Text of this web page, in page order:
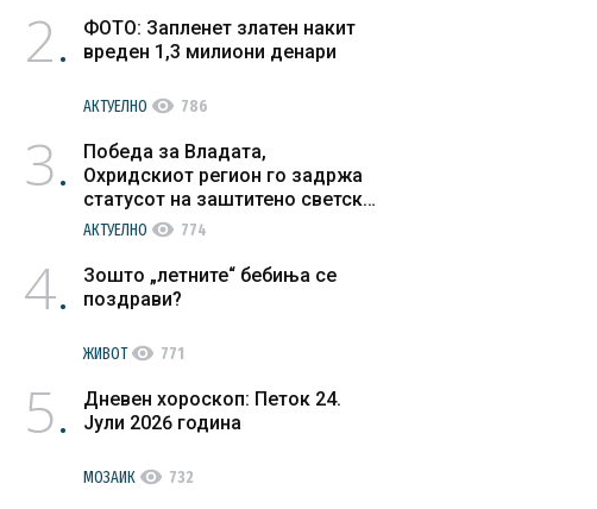
2
ФОТО: Запленет златен накит
вреден 1,3 милиони денари
АКТУЕЛНО visibility 786
3
Победа за Владата,
Охридскиот регион го задржа
статусот на заштитено светско
културно наследство
АКТУЕЛНО visibility 774
4
Зошто „летните“ бебиња се
поздрави?
ЖИВОТvisibility 771
5
Дневен хороскоп: Петок 24.
Јули 2026 година
МОЗАИК visibility 732